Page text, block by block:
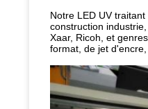
Notre LED UV
construction
Xaar, Ricoh, et
format, de jet